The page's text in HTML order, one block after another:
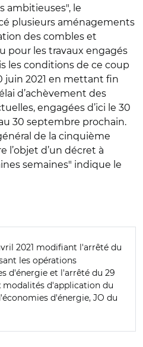
ambitieuses", le
plusieurs aménagements
des combles et
pour les travaux engagés
les conditions de ce coup
juin 2021 en mettant fin
d’achèvement des
engagées d’ici le 30
30 septembre prochain.
de la cinquième
l’objet d’un décret à
semaines" indique le
2021 modifiant l'arrêté du
les opérations
d'énergie et l'arrêté du 29
modalités d'application du
d'énergie, JO du